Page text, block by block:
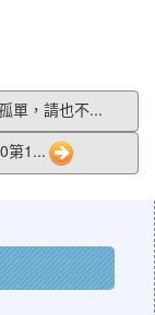
單，請也不...
第1...